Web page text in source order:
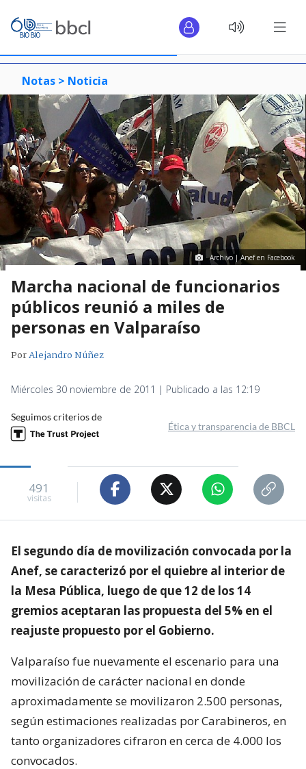
Notas > Noticia
Archivo | Anef en Facebook
Marcha nacional de funcionarios
públicos reunió a miles de
personas en Valparaíso
PorAlejandro Núñez
Miércoles 30 noviembre de 2011 | Publicado a las 12:19
Seguimos criterios de
Ética y transparencia de BBCL
491
visitas
El segundo día de movilización convocada por la
Anef, se caracterizó por el quiebre al interior de
la Mesa Pública, luego de que 12 de los 14
gremios aceptaran las propuesta del 5% en el
reajuste propuesto por el Gobierno.
Valparaíso fue nuevamente el escenario para una
movilización de carácter nacional en donde
aproximadamente se movilizaron 2.500 personas,
según estimaciones realizadas por Carabineros, en
tanto organizadores cifraron en cerca de 4.000 los
convocados.